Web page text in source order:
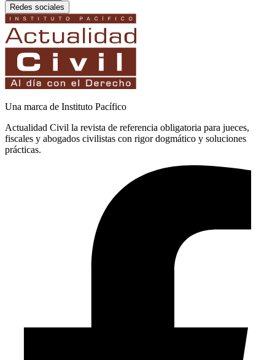
Redes sociales
Una marca de Instituto Pacífico
Actualidad Civil la revista de referencia obligatoria para jueces,
fiscales y abogados civilistas con rigor dogmático y soluciones
prácticas.